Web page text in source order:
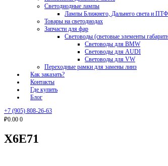
Светодиодные лампы
Лампы Ближнего, Дальнего света и ПТФ
Товары на светодиодах
Запчасти для фар
Световоды (световые элементы
Световоды для BMW
Световоды для AUDI
Световоды для VW
Переходные рамки для замены линз
Как заказать?
Контакты
Где купить
Блог
+7 (905) 808-26-63
₽0.00 0
X6E71